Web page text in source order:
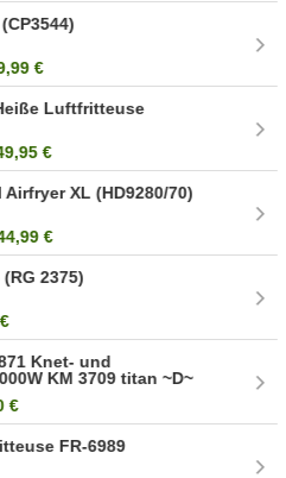
€
Luftfritteuse
€
XL (HD9280/70)
€
2375)
Knet- und
KM 3709 titan ~D~
€
FR-6989